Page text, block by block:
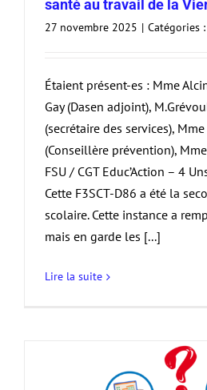
santé au travail de la
27 novembre 2025 | Catégories :
Étaient présent-es : Mme
Gay (Dasen adjoint),
(secrétaire des services),
(Conseillère prévention),
FSU / CGT Educ’Action – 4
Cette F3SCT-D86 a été la
scolaire. Cette instance a
mais en garde les [...]
Lire la suite